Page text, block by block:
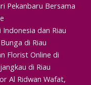
Pekanbaru Bersama
dan Riau
di Riau
Florist Online di
di Riau
Al Ridwan Wafat,